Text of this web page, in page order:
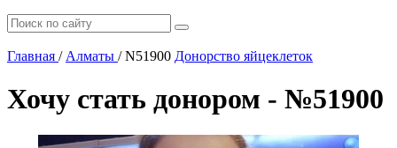
Главная / Алматы /N51900 Донорство яйцеклеток
Хочу стать донором - №51900